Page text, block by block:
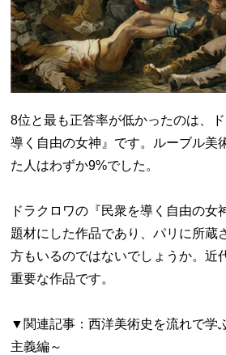
8位と最も正答率が低かったのは、
導く自由の女神』です。ルーブル美
た人はわずか9%でした。
ドラクロワの『民衆を導く自由の女
題材にした作品であり、パリに所蔵
方もいるのではないでしょうか。近
重要な作品です。
▼関連記事：西洋美術史を流れで学
主義編～